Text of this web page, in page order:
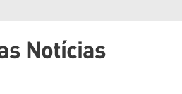
Notícias